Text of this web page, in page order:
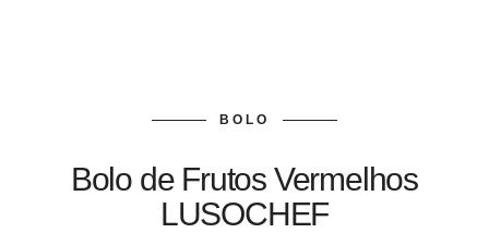
BOLO
Bolo de Frutos Vermelhos
LUSOCHEF